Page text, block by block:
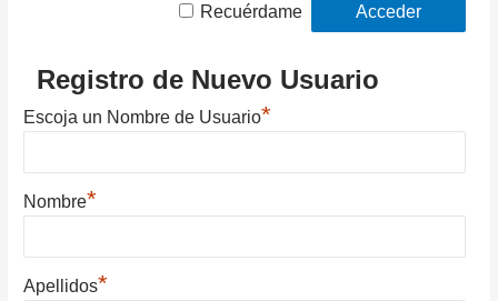
Recuérdame
Registro de Nuevo Usuario
Escoja un Nombre de Usuario*
Nombre*
Apellidos*